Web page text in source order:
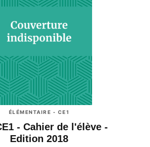
ÉLÉMENTAIRE - CE1
- Cahier de l'élève -
Edition 2018